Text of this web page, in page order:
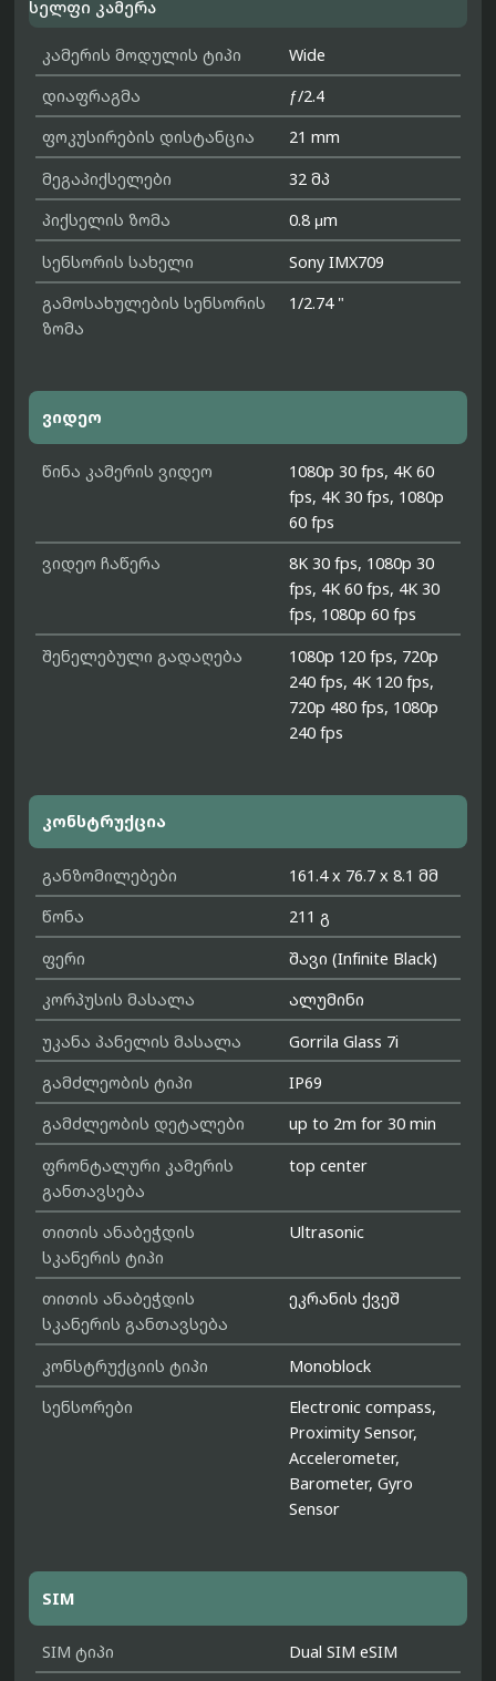
სელფი კამერა
კამერის მოდულის ტიპი
Wide
დიაფრაგმა
ƒ/2.4
ფოკუსირების დისტანცია
21 mm
მეგაპიქსელები
32 მპ
პიქსელის ზომა
0.8 μm
სენსორის სახელი
Sony IMX709
გამოსახულების სენსორის
ზომა
1/2.74 "
ვიდეო
წინა კამერის ვიდეო
1080p 30 fps, 4K 60
fps, 4K 30 fps, 1080p
60 fps
ვიდეო ჩაწერა
8K 30 fps, 1080p 30
fps, 4K 60 fps, 4K 30
fps, 1080p 60 fps
შენელებული გადაღება
1080p 120 fps, 720p
240 fps, 4K 120 fps,
720p 480 fps, 1080p
240 fps
კონსტრუქცია
განზომილებები
161.4 x 76.7 x 8.1 მმ
წონა
211 გ
ფერი
შავი (Infinite Black)
კორპუსის მასალა
ალუმინი
უკანა პანელის მასალა
Gorrila Glass 7i
გამძლეობის ტიპი
IP69
გამძლეობის დეტალები
up to 2m for 30 min
ფრონტალური კამერის
განთავსება
top center
თითის ანაბეჭდის
სკანერის ტიპი
Ultrasonic
თითის ანაბეჭდის
სკანერის განთავსება
ეკრანის ქვეშ
კონსტრუქციის ტიპი
Monoblock
სენსორები
Electronic compass,
Proximity Sensor,
Accelerometer,
Barometer, Gyro
Sensor
SIM
SIM ტიპი
Dual SIM eSIM